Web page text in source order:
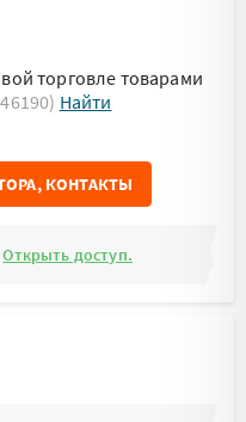
торговле товарами
Найти
КОНТАКТЫ
Открыть доступ.